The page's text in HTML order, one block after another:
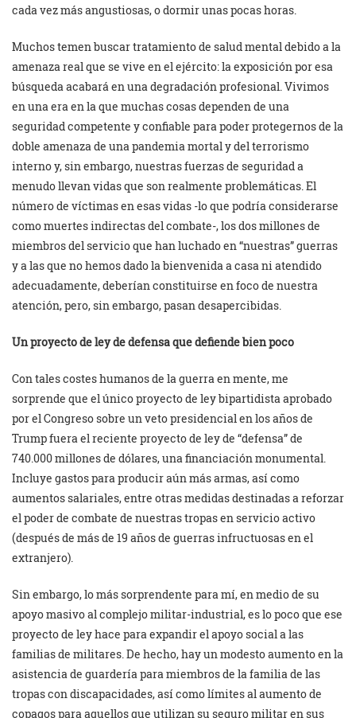
cada vez más angustiosas, o dormir unas pocas horas.
Muchos temen buscar tratamiento de salud mental debido a la
amenaza real que se vive en el ejército: la exposición por esa
búsqueda acabará en una degradación profesional. Vivimos
en una era en la que muchas cosas dependen de una
seguridad competente y confiable para poder protegernos de la
doble amenaza de una pandemia mortal y del terrorismo
interno y, sin embargo, nuestras fuerzas de seguridad a
menudo llevan vidas que son realmente problemáticas. El
número de víctimas en esas vidas -lo que podría considerarse
como muertes indirectas del combate-, los dos millones de
miembros del servicio que han luchado en “nuestras” guerras
y a las que no hemos dado la bienvenida a casa ni atendido
adecuadamente, deberían constituirse en foco de nuestra
atención, pero, sin embargo, pasan desapercibidas.
Un proyecto de ley de defensa que defiende bien poco
Con tales costes humanos de la guerra en mente, me
sorprende que el único proyecto de ley bipartidista aprobado
por el Congreso sobre un veto presidencial en los años de
Trump fuera el reciente proyecto de ley de “defensa” de
740.000 millones de dólares, una financiación monumental.
Incluye gastos para producir aún más armas, así como
aumentos salariales, entre otras medidas destinadas a reforzar
el poder de combate de nuestras tropas en servicio activo
(después de más de 19 años de guerras infructuosas en el
extranjero).
Sin embargo, lo más sorprendente para mí, en medio de su
apoyo masivo al complejo militar-industrial, es lo poco que ese
proyecto de ley hace para expandir el apoyo social a las
familias de militares. De hecho, hay un modesto aumento en la
asistencia de guardería para miembros de la familia de las
tropas con discapacidades, así como límites al aumento de
copagos para aquellos que utilizan su seguro militar en sus